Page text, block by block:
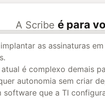
A Scribe é para
as assinaturas
é complexo demais
autonomia sem criar
software que a TI